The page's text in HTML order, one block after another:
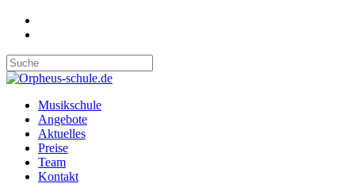
Musikschule
Angebote
Aktuelles
Preise
Team
Kontakt